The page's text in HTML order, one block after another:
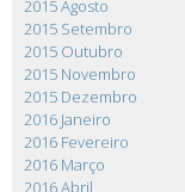
2015 Agosto
2015 Setembro
2015 Outubro
2015 Novembro
2015 Dezembro
2016 Janeiro
2016 Fevereiro
2016 Março
2016 Abril